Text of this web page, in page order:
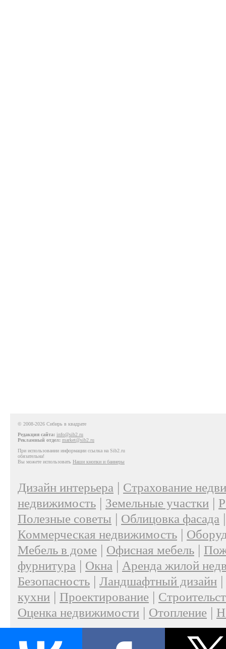
© 2008-2026 Сибирь в квадрате
Редакция сайта: info@sib2.ru
Рекламный отдел: market@sib2.ru
При использовании информации ссылка на Sib2.ru
обязательна!
Вы можете использовать Наши кнопки и баннеры
Дизайн интерьера | Страхование
недвижимость | Земельные участки |
Полезные советы | Облицовка фасада
Коммерческая недвижимость |
Мебель в доме | Офисная мебель |
фурнитура | Окна | Аренда жилой
Безопасность | Ландшафтный дизайн |
кухни | Проектирование |
Оценка недвижимости | Отопление |
О проекте|